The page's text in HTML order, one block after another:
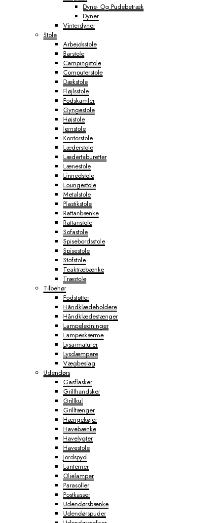
Dyne- Og Pudebetræk
Dyner
Vinterdyner
Stole
Arbejdsstole
Barstole
Campingstole
Computerstole
Dækstole
Fløjlsstole
Fodskamler
Gyngestole
Højstole
Jernstole
Kontorstole
Læderstole
Lædertaburetter
Lænestole
Linnedstole
Loungestole
Metalstole
Plastikstole
Rattanbænke
Rattanstole
Sofastole
Spisebordsstole
Spisestole
Stofstole
Teaktræbænke
Træstole
Tilbehør
Fodstøtter
Håndklædeholdere
Håndklædestænger
Lampeledninger
Lampeskærme
Lysarmaturer
Lysdæmpere
Vægbeslag
Udendørs
Gasflasker
Grillhandsker
Grillkul
Grilltænger
Hængekøjer
Havebænke
Havelygter
Havestole
Jordspyd
Lanterner
Olielamper
Parasoller
Postkasser
Udendørsbænke
Udendørspuder